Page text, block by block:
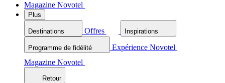
Magazine Novotel
Plus
Destinations Offres Inspirations
Programme de fidélité
Expérience Novotel
Magazine Novotel
Retour